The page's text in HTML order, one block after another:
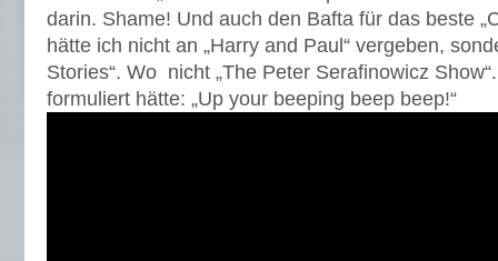
darin. Shame! Und auch den Bafta für das beste
hätte ich nicht an „Harry and Paul“ vergeben,
Stories“. Wo nicht „The Peter Serafinowicz
formuliert hätte: „Up your beeping beep beep!“